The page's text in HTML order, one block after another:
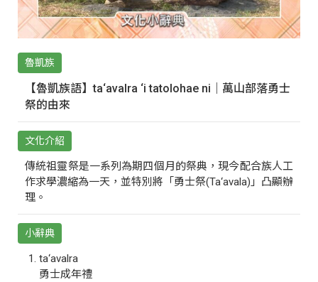
魯凱族
【魯凱族語】ta‘avalra ‘i tatolohae ni｜萬山部落勇士
祭的由來
文化介紹
傳統祖靈祭是一系列為期四個月的祭典，現今配合族人工
作求學濃縮為一天，並特別將「勇士祭(Ta‘avala)」凸顯辦
理。
小辭典
ta‘avalra
勇士成年禮